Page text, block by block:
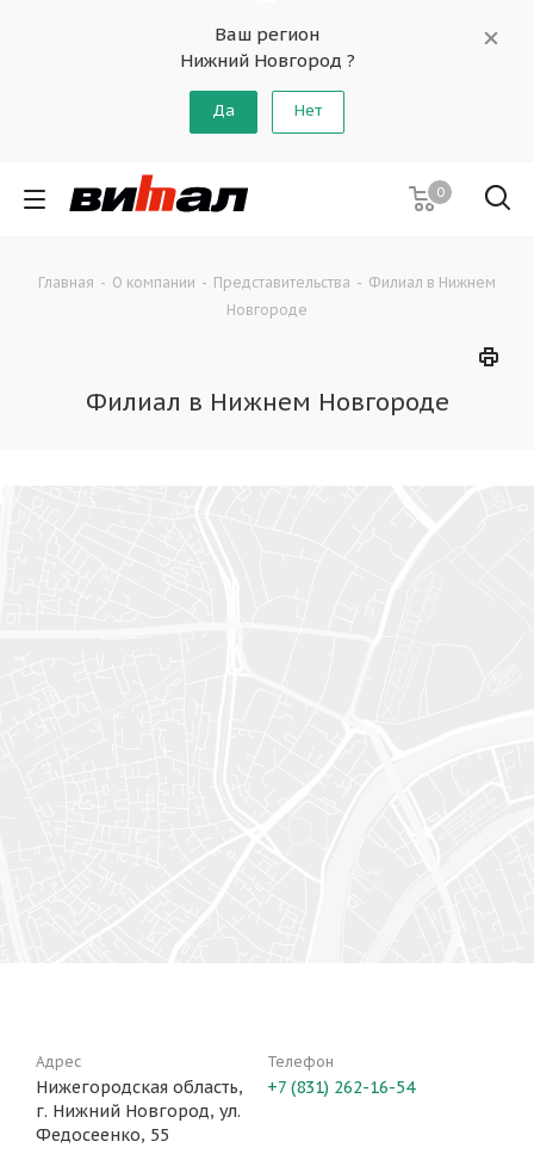
Ваш регион
Нижний Новгород ?
Да Нет
0
Главная - О компании - Представительства - Филиал в Нижнем
Новгороде
Филиал в Нижнем Новгороде
Адрес
Нижегородская область,
г. Нижний Новгород, ул.
Федосеенко, 55
Телефон
+7 (831) 262-16-54